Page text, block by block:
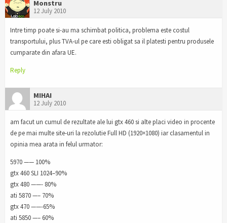
Monstru
12 July 2010
Intre timp poate si-au ma schimbat politica, problema este costul
transportului, plus TVA-ul pe care esti obligat sa il platesti pentru produsele
cumparate din afara UE.
Reply
MIHAI
12 July 2010
am facut un cumul de rezultate ale lui gtx 460 si alte placi video in procente
de pe mai multe site-uri la rezolutie Full HD (1920×1080) iar clasamentul in
opinia mea arata in felul urmator:
5970 —— 100%
gtx 460 SLI 1024–90%
gtx 480 ——- 80%
ati 5870 —– 70%
gtx 470 ——-65%
ati 5850 —– 60%